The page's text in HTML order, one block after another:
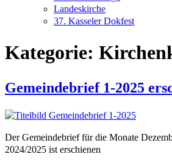
Landeskirche
37. Kasseler Dokfest
Kategorie:
Gemeindebrief 1-2025
Der Gemeindebrief für die Monate
2024/2025 ist erschienen